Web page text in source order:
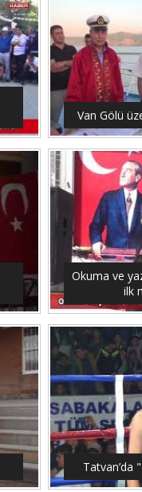
Van Gölü
Okuma ve
ilk
Tatvan’da